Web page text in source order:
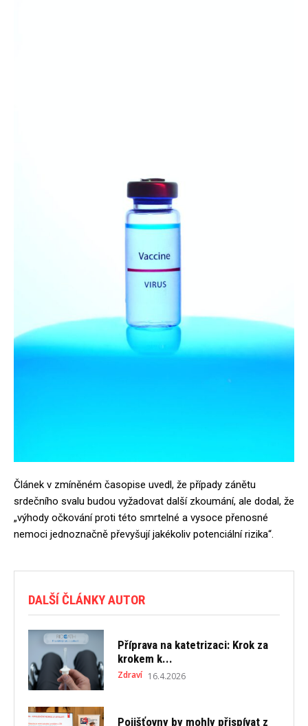
Článek v zmíněném časopise uvedl, že případy zánětu
srdečního svalu budou vyžadovat další zkoumání, ale dodal, že
„výhody očkování proti této smrtelné a vysoce přenosné
nemoci jednoznačně převyšují jakékoliv potenciální rizika“.
DALŠÍ ČLÁNKY AUTOR
Příprava na katetrizaci: Krok za
krokem k...
Zdraví 16.4.2026
Pojišťovny by mohly přispívat z